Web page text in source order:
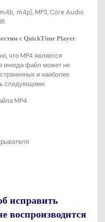
.m4p), MP3, Core Audio
с QuickTime Player
что MP4 является
иногда файл может не
и наиболее
следующими:
MP4
исправить
воспроизводится